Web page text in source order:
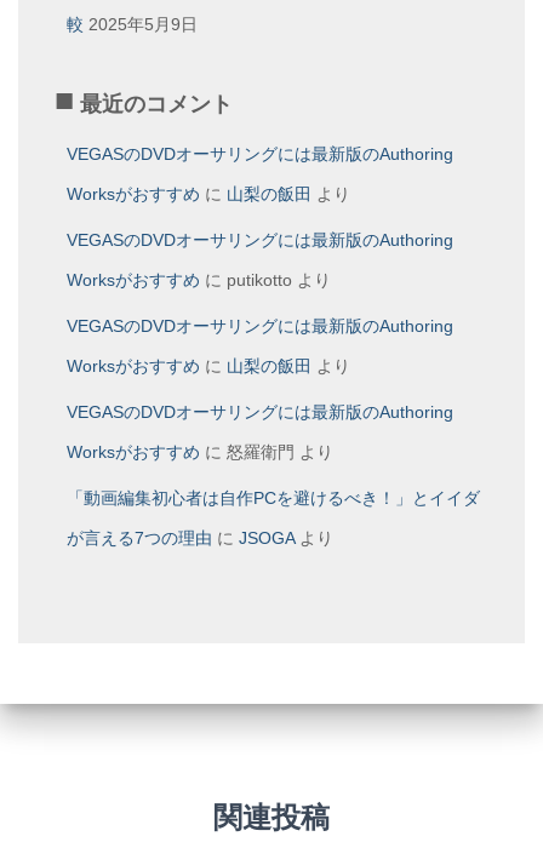
較 2025年5月9日
最近のコメント
VEGASのDVDオーサリングには最新版のAuthoring
Worksがおすすめ に 山梨の飯田 より
VEGASのDVDオーサリングには最新版のAuthoring
Worksがおすすめ に putikotto より
VEGASのDVDオーサリングには最新版のAuthoring
Worksがおすすめ に 山梨の飯田 より
VEGASのDVDオーサリングには最新版のAuthoring
Worksがおすすめ に 怒羅衛門 より
「動画編集初心者は自作PCを避けるべき！」とイイダ
が言える7つの理由 に JSOGAより
関連投稿